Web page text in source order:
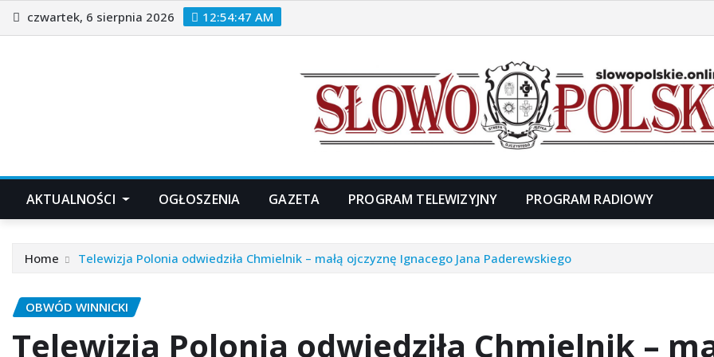
Skip
to
czwartek, 6 sierpnia 2026 12:54:50 AM
AKTUALNOŚCI OGŁOSZENIA GAZETA PROGRAM TELEWIZYJNY PROGRAM RADIOWY
Home Telewizja Polonia odwiedziła Chmielnik – małą ojczyznę Ignacego Jana Paderewskiego
OBWÓD WINNICKI
Telewizja Polonia odwiedziła Chmielnik –